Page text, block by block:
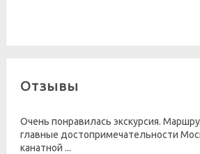
Отзывы
Очень понравилась экскурсия.
главные достопримечательности
канатной ...